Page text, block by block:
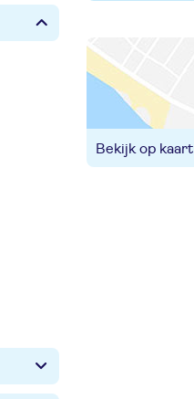
Bekijk op kaart